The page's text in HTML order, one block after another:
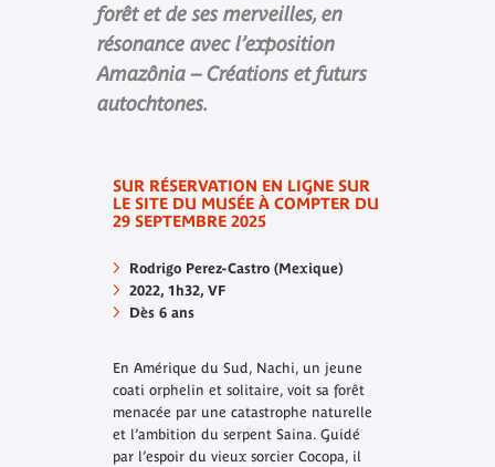
forêt et de ses merveilles, en
résonance avec l’exposition
Amazônia – Créations et futurs
autochtones.
SUR RÉSERVATION EN LIGNE SUR
LE SITE DU MUSÉE À COMPTER DU
29 SEPTEMBRE 2025
Rodrigo Perez-Castro (Mexique)
2022, 1h32, VF
Dès 6 ans
En Amérique du Sud, Nachi, un jeune
coati orphelin et solitaire, voit sa forêt
menacée par une catastrophe naturelle
et l’ambition du serpent Saina. Guidé
par l’espoir du vieux sorcier Cocopa, il